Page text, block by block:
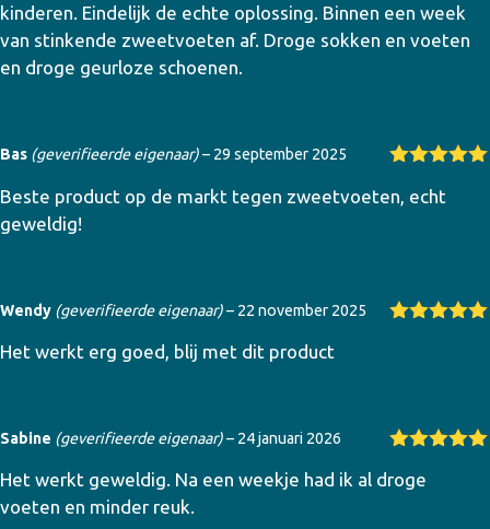
kinderen. Eindelijk de echte oplossing. Binnen een week
van stinkende zweetvoeten af. Droge sokken en voeten
en droge geurloze schoenen.
d 5uit 5
Bas (geverifieerde eigenaar)– 29 september 2025
Beste product op de markt tegen zweetvoeten, echt
geweldig!
Wendy (geverifieerde eigenaar)– 22 november 2025
Het werkt erg goed, blij met dit product
d5uit 5
Sabine (geverifieerde eigenaar)– 24 januari 2026
Het werkt geweldig. Na een weekje had ik al droge
voeten en minder reuk.